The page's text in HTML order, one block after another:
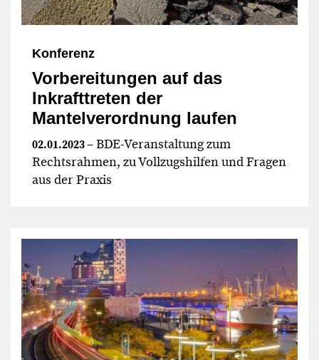
Konferenz
Vorbereitungen auf das
Inkrafttreten der
Mantelverordnung laufen
02.01.2023– BDE-Veranstaltung zum
Rechtsrahmen, zu Vollzugshilfen und Fragen
aus der Praxis